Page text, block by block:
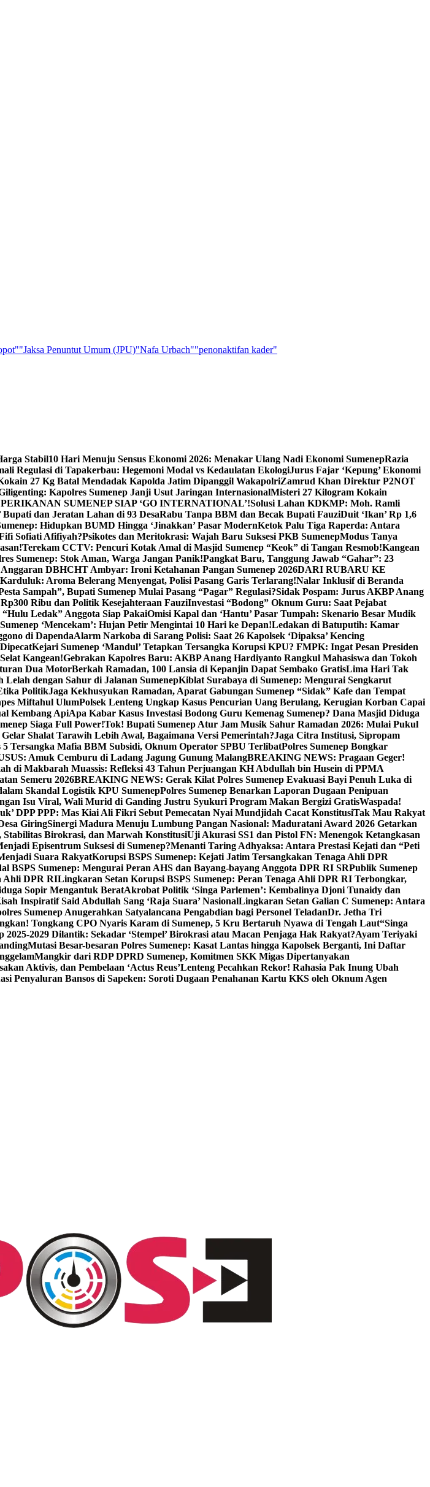
"Jaksa Penuntut Umum (JPU)"Nafa Urbach""penonaktifan kader"
Stabil10 Hari Menuju Sensus Ekonomi 2026: Menakar Ulang Nadi Ekonomi SumenepRazia
Regulasi di Tapakerbau: Hegemoni Modal vs Kedaulatan EkologiJurus Fajar ‘Kepung’ Ekonomi
27 Kg Batal Mendadak Kapolda Jatim Dipanggil WakapolriZamrud Khan Direktur P2NOT
Kapolres Sumenep Janji Usut Jaringan InternasionalMisteri 27 Kilogram Kokain
SUMENEP SIAP ‘GO INTERNATIONAL’!Solusi Lahan KDKMP: Moh. Ramli
dan Jeratan Lahan di 93 DesaRabu Tanpa BBM dan Becak Bupati FauziDuit ‘Ikan’ Rp 1,6
Hidupkan BUMD Hingga ‘Jinakkan’ Pasar ModernKetok Palu Tiga Raperda: Antara
Sofiati Afifiyah?Psikotes dan Meritokrasi: Wajah Baru Suksesi PKB SumenepModus Tanya
Terekam CCTV: Pencuri Kotak Amal di Masjid Sumenep “Keok” di Tangan Resmob!Kangean
Sumenep: Stok Aman, Warga Jangan Panik!Pangkat Baru, Tanggung Jawab “Gahar”: 23
DBHCHT Ambyar: Ironi Ketahanan Pangan Sumenep 2026DARI RUBARU KE
Aroma Belerang Menyengat, Polisi Pasang Garis Terlarang!Nalar Inklusif di Beranda
Sampah”, Bupati Sumenep Mulai Pasang “Pagar” Regulasi?Sidak Pospam: Jurus AKBP Anang
Ribu dan Politik Kesejahteraan FauziInvestasi “Bodong” Oknum Guru: Saat Pejabat
Ledak” Anggota Siap PakaiOmisi Kapal dan ‘Hantu’ Pasar Tumpah: Skenario Besar Mudik
Sumenep ‘Mencekam’: Hujan Petir Mengintai 10 Hari ke Depan!Ledakan di Batuputih: Kamar
di DapendaAlarm Narkoba di Sarang Polisi: Saat 26 Kapolsek ‘Dipaksa’ Kencing
Kejari Sumenep ‘Mandul’ Tetapkan Tersangka Korupsi KPU? FMPK: Ingat Pesan Presiden
Kangean!Gebrakan Kapolres Baru: AKBP Anang Hardiyanto Rangkul Mahasiswa dan Tokoh
Dua MotorBerkah Ramadan, 100 Lansia di Kepanjin Dapat Sembako GratisLima Hari Tak
Lelah dengan Sahur di Jalanan SumenepKiblat Surabaya di Sumenep: Mengurai Sengkarut
PolitikJaga Kekhusyukan Ramadan, Aparat Gabungan Sumenep “Sidak” Kafe dan Tempat
Miftahul UlumPolsek Lenteng Ungkap Kasus Pencurian Uang Berulang, Kerugian Korban Capai
Kembang ApiApa Kabar Kasus Investasi Bodong Guru Kemenag Sumenep? Dana Masjid Diduga
Siaga Full Power!Tok! Bupati Sumenep Atur Jam Musik Sahur Ramadan 2026: Mulai Pukul
Shalat Tarawih Lebih Awal, Bagaimana Versi Pemerintah?Jaga Citra Institusi, Sipropam
5 Tersangka Mafia BBM Subsidi, Oknum Operator SPBU TerlibatPolres Sumenep Bongkar
Amuk Cemburu di Ladang Jagung Gunung MalangBREAKING NEWS: Pragaan Geger!
di Makbarah Muassis: Refleksi 43 Tahun Perjuangan KH Abdullah bin Husein di PPMA
Semeru 2026BREAKING NEWS: Gerak Kilat Polres Sumenep Evakuasi Bayi Penuh Luka di
Skandal Logistik KPU SumenepPolres Sumenep Benarkan Laporan Dugaan Penipuan
Isu Viral, Wali Murid di Ganding Justru Syukuri Program Makan Bergizi GratisWaspada!
DPP PPP: Mas Kiai Ali Fikri Sebut Pemecatan Nyai Mundjidah Cacat KonstitusiTak Mau Rakyat
GiringSinergi Madura Menuju Lumbung Pangan Nasional: Maduratani Award 2026 Getarkan
Birokrasi, dan Marwah KonstitusiUji Akurasi SS1 dan Pistol FN: Menengok Ketangkasan
Episentrum Suksesi di Sumenep?Menanti Taring Adhyaksa: Antara Prestasi Kejati dan “Peti
Suara RakyatKorupsi BSPS Sumenep: Kejati Jatim Tersangkakan Tenaga Ahli DPR
BSPS Sumenep: Mengurai Peran AHS dan Bayang-bayang Anggota DPR RI SRPublik Sumenep
Ahli DPR RILingkaran Setan Korupsi BSPS Sumenep: Peran Tenaga Ahli DPR RI Terbongkar,
Sopir Mengantuk BeratAkrobat Politik ‘Singa Parlemen’: Kembalinya Djoni Tunaidy dan
Inspiratif Said Abdullah Sang ‘Raja Suara’ NasionalLingkaran Setan Galian C Sumenep: Antara
Sumenep Anugerahkan Satyalancana Pengabdian bagi Personel TeladanDr. Jetha Tri
Tongkang CPO Nyaris Karam di Sumenep, 5 Kru Bertaruh Nyawa di Tengah Laut“Singa
2025-2029 Dilantik: Sekadar ‘Stempel’ Birokrasi atau Macan Penjaga Hak Rakyat?Ayam Teriyaki
Mutasi Besar-besaran Polres Sumenep: Kasat Lantas hingga Kapolsek Berganti, Ini Daftar
Mangkir dari RDP DPRD Sumenep, Komitmen SKK Migas Dipertanyakan
Aktivis, dan Pembelaan ‘Actus Reus’Lenteng Pecahkan Rekor! Rahasia Pak Inung Ubah
Penyaluran Bansos di Sapeken: Soroti Dugaan Penahanan Kartu KKS oleh Oknum Agen